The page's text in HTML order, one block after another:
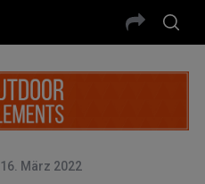
16. März 2022